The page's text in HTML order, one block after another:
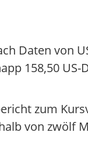
Daten von
158,50 US-
zum
von zwölf